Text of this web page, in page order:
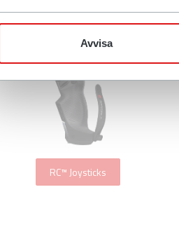
Avvisa
RC™ Joysticks